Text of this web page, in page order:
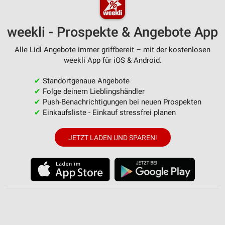
weekli - Prospekte & Angebote App
Alle Lidl Angebote immer griffbereit – mit der kostenlosen
weekli App für iOS & Android.
✔ Standortgenaue Angebote
✔ Folge deinem Lieblingshändler
✔ Push-Benachrichtigungen bei neuen Prospekten
✔ Einkaufsliste - Einkauf stressfrei planen
JETZT LADEN UND SPAREN!
Erstellung von Profilen zur Personalisierung
von Inhalten
Verwendung von Profilen zur Auswahl
personalisierter Inhalte
Messung der Werbeleistung
Messung der Performance von Inhalten
Analyse von Zielgruppen durch Statistiken oder
Kombinationen von Daten aus verschiedenen
Entwicklung und Verbesserung der Angebote